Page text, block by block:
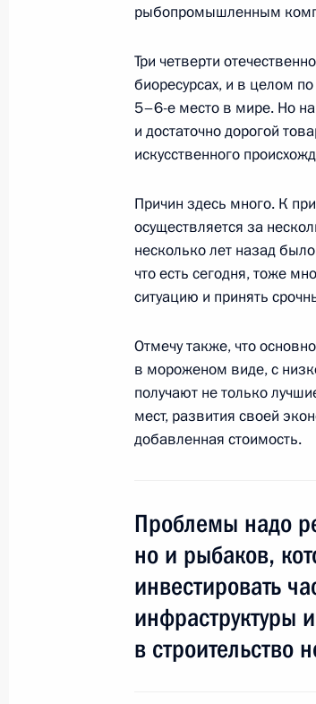
Заявления для прессы
15 октября 2015 года, 11:15
Начало российско-
Начало встречи с
15 октября 2015 года, 09:25
14 октября 2015 года,
14 октября 2015 года, 11:30
Совещание по
14 октября 2015 года, 09:50
рыбопромышленным
Три четверти
биоресурсах, и в целом
5–6-е место в мире. Но
и достаточно дорогой
искусственного
Причин здесь много. К
осуществляется за
несколько лет назад
что есть сегодня, тоже
ситуацию и принять
Отмечу также, что
в мороженом виде, с
получают не только
мест, развития своей
добавленная стоимость.
Проблемы надо
но и рыбаков,
инвестировать
инфраструктуры
в строительство